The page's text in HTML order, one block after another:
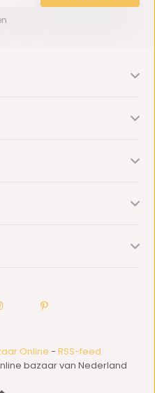
Online - RSS-feed
bazaar van Nederland